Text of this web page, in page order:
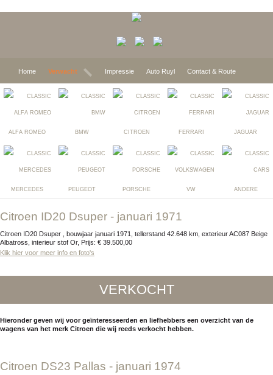
Home Verwacht Impressie Auto Ruyl Contact & Route
ALFA ROMEO BMW CITROEN FERRARI JAGUAR
MERCEDES PEUGEOT PORSCHE VW ANDERE
Citroen ID20 Dsuper - januari 1971
Citroen ID20 Dsuper , bouwjaar januari 1971, tellerstand 42.648 km, exterieur AC087 Beige
Albatross, interieur stof Or, Prijs: € 39.500,00
Klik hier voor meer info en foto's
VERKOCHT
Hieronder geven wij voor geïnteresseerden en liefhebbers een overzicht van de
wagens van het merk Citroen die wij reeds verkocht hebben.
Citroen DS23 Pallas - januari 1974